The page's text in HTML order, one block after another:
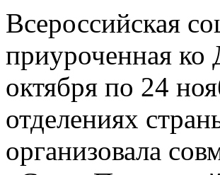
Всероссийская
приуроченная
октября по 24
отделениях
организовала